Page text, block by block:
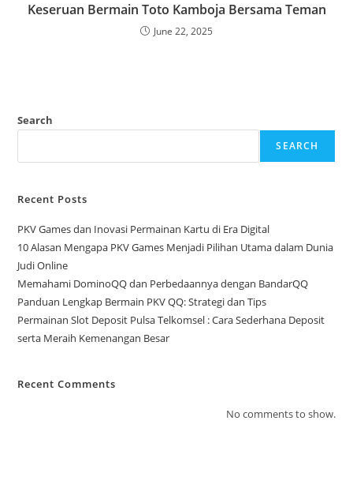
Keseruan Bermain Toto Kamboja Bersama Teman
June 22, 2025
Search
SEARCH
Recent Posts
PKV Games dan Inovasi Permainan Kartu di Era Digital
10 Alasan Mengapa PKV Games Menjadi Pilihan Utama dalam Dunia
Judi Online
Memahami DominoQQ dan Perbedaannya dengan BandarQQ
Panduan Lengkap Bermain PKV QQ: Strategi dan Tips
Permainan Slot Deposit Pulsa Telkomsel : Cara Sederhana Deposit
serta Meraih Kemenangan Besar
Recent Comments
No comments to show.